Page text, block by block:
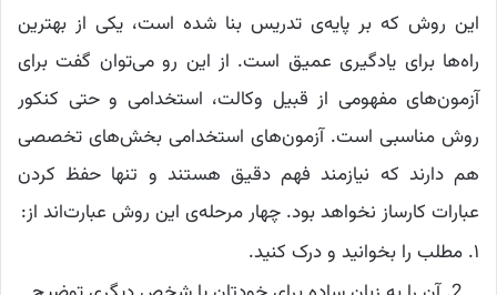
این روش که بر پایه‌ی تدریس بنا شده است، یکی از بهترین
راه‌ها برای یادگیری عمیق است. از این رو می‌توان گفت برای
آزمون‌های مفهومی از قبیل وکالت، استخدامی و حتی کنکور
روش مناسبی است. آزمون‌های استخدامی بخش‌های تخصصی
هم دارند که نیازمند فهم دقیق هستند و تنها حفظ کردن
عبارات کارساز نخواهد بود. چهار مرحله‌ی این روش عبارت‌اند از:
۱. مطلب را بخوانید و درک کنید.